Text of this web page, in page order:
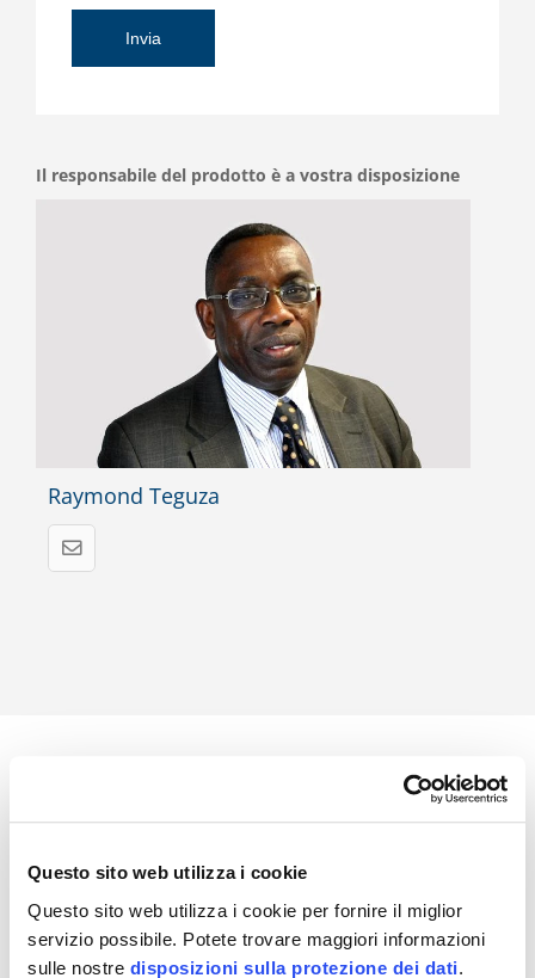
Questo sito web utilizza i cookie
Questo sito web utilizza i cookie per fornire il miglior
servizio possibile. Potete trovare maggiori informazioni
sulle nostre disposizioni sulla protezione dei dati.
Il responsabile del prodotto è a vostra disposizione
Raymond Teguza
vostre certificazioni riconosciute e affidabili a livello
globale.